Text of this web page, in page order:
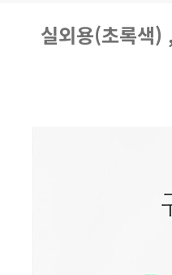
실외용(초록색